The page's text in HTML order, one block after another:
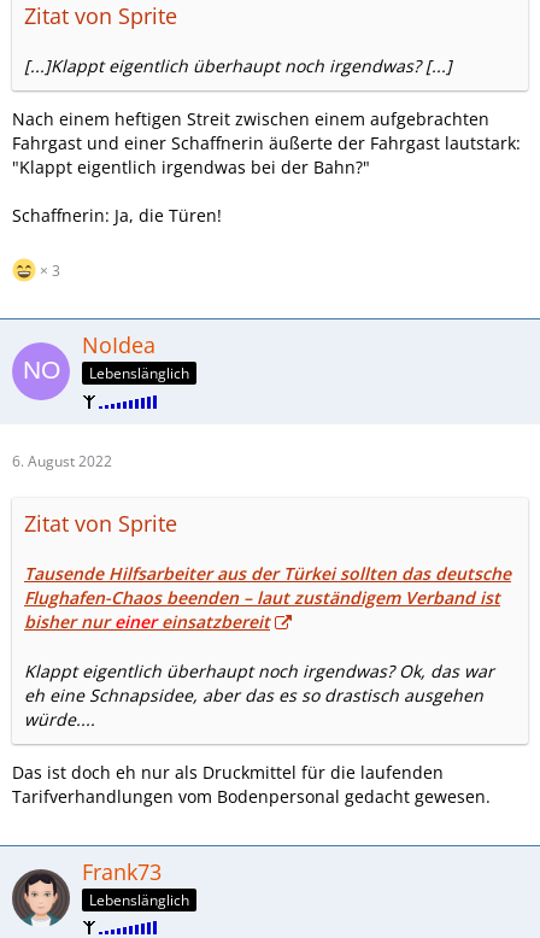
Zitat von Sprite
[...]Klappt eigentlich überhaupt noch irgendwas? [...]
Nach einem heftigen Streit zwischen einem aufgebrachten
Fahrgast und einer Schaffnerin äußerte der Fahrgast lautstark:
"Klappt eigentlich irgendwas bei der Bahn?"
Schaffnerin: Ja, die Türen!
3
NoIdea
Lebenslänglich
6. August 2022
Zitat von Sprite
Tausende Hilfsarbeiter aus der Türkei sollten das deutsche
Flughafen-Chaos beenden – laut zuständigem Verband ist
bisher nureinereinsatzbereit
Klappt eigentlich überhaupt noch irgendwas? Ok, das war
eh eine Schnapsidee, aber das es so drastisch ausgehen
würde....
Das ist doch eh nur als Druckmittel für die laufenden
Tarifverhandlungen vom Bodenpersonal gedacht gewesen.
Frank73
Lebenslänglich